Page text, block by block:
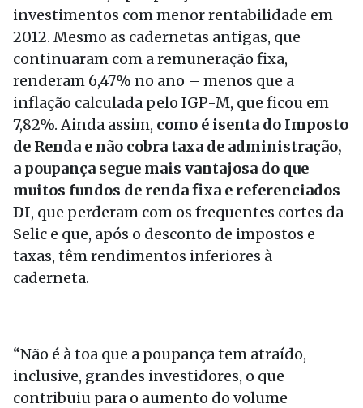
investimentos com menor rentabilidade em
2012. Mesmo as cadernetas antigas, que
continuaram com a remuneração fixa,
renderam 6,47% no ano – menos que a
inflação calculada pelo IGP-M, que ficou em
7,82%. Ainda assim, como é isenta do Imposto
de Renda e não cobra taxa de administração,
a poupança segue mais vantajosa do que
muitos fundos de renda fixa e referenciados
DI, que perderam com os frequentes cortes da
Selic e que, após o desconto de impostos e
taxas, têm rendimentos inferiores à
caderneta.
“Não é à toa que a poupança tem atraído,
inclusive, grandes investidores, o que
contribuiu para o aumento do volume